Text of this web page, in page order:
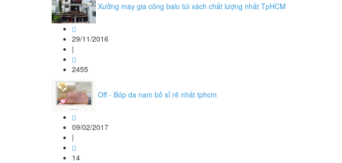
Xưởng may gia công balo túi xách chất lượng nhất TpHCM
29/11/2016
|
2455
Off - Bóp da nam bỏ sỉ rẽ nhất tphcm
09/02/2017
|
14